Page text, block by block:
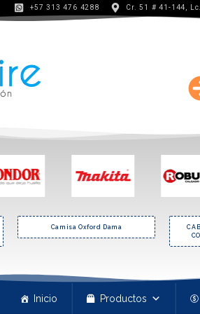
+57 313 476 4288 Cr. 51 # 41-144,
CABRESTANTE PARA ESPACIOS
CONFINADOS DBI-SALA - 3M
Inicio Productos